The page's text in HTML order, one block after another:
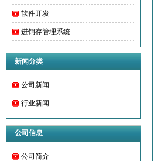
软件开发
进销存管理系统
新闻分类
公司新闻
行业新闻
公司信息
公司简介